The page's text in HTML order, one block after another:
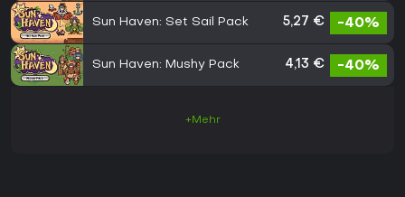
Sun Haven: Set Sail Pack 5,27 € -40%
Sun Haven: Mushy Pack 4,13 € -40%
+Mehr